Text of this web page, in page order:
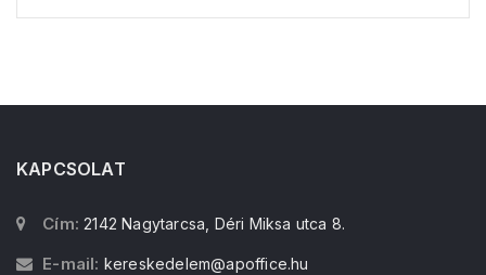
KAPCSOLAT
Cím: 2142 Nagytarcsa, Déri Miksa utca 8.
E-mail: kereskedelem@apoffice.hu